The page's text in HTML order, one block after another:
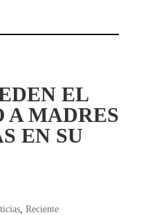
EL
A MADRES
EN SU
, Reciente